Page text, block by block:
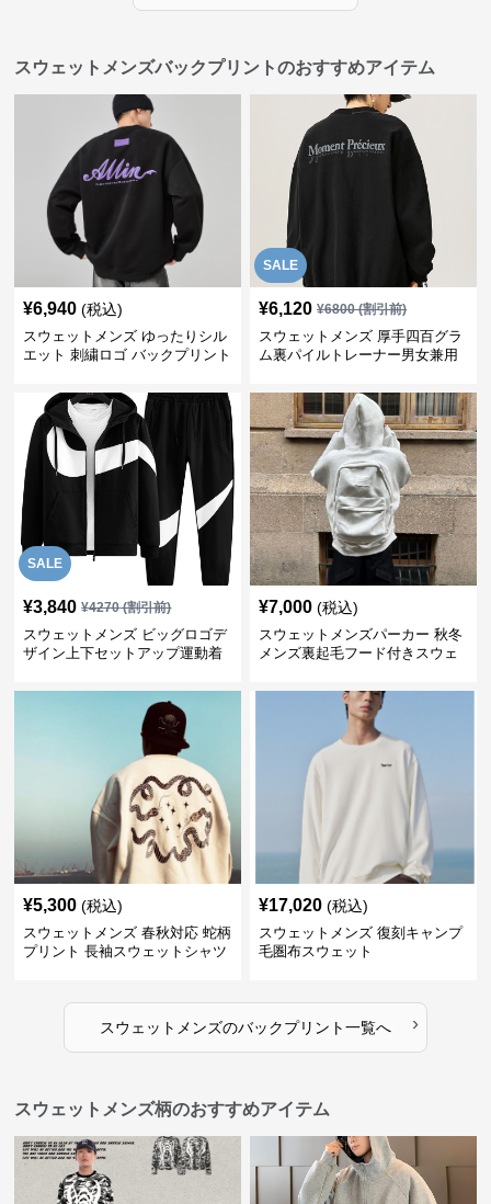
スウェットメンズバックプリントのおすすめアイテム
¥6,940 (税込)
スウェットメンズ ゆったりシル
エット 刺繍ロゴ バックプリント
SALE
¥6,120 ¥6800(割引前)
スウェットメンズ 厚手四百グラ
ム裏パイルトレーナー男女兼用
SALE
¥3,840 ¥4270(割引前)
スウェットメンズ ビッグロゴデ
ザイン上下セットアップ運動着
¥7,000 (税込)
スウェットメンズパーカー 秋冬
メンズ裏起毛フード付きスウェ
¥5,300 (税込)
スウェットメンズ 春秋対応 蛇柄
プリント 長袖スウェットシャツ
¥17,020 (税込)
スウェットメンズ 復刻キャンプ
毛圏布スウェット
スウェットメンズのバックプリント一覧へ ›
スウェットメンズ柄のおすすめアイテム